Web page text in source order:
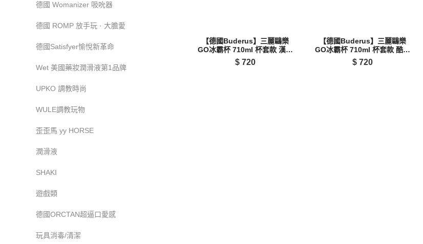
德國 Womanizer 吸吮器
德國 ROMP 放手玩 · 大膽愛
德國Satisfyer愉悅新革命
Wet 美國藥妝潤滑液第1品牌
UPKO 調教時尚
WULE調教玩物
歪歪馬 yy HORSE
潤滑液
SHAKI
遊戲類
德國ORCTAN超逼口愛感
玩具消毒/清潔
【德國Buderus】三麗鷗樂
GO冰霸杯 710ml 杯套款 漢頓
機械工坊
$720
【德國Buderus】三麗鷗樂
GO冰霸杯 710ml 杯套款 酷企
鵝塗鴉趣
$ 720